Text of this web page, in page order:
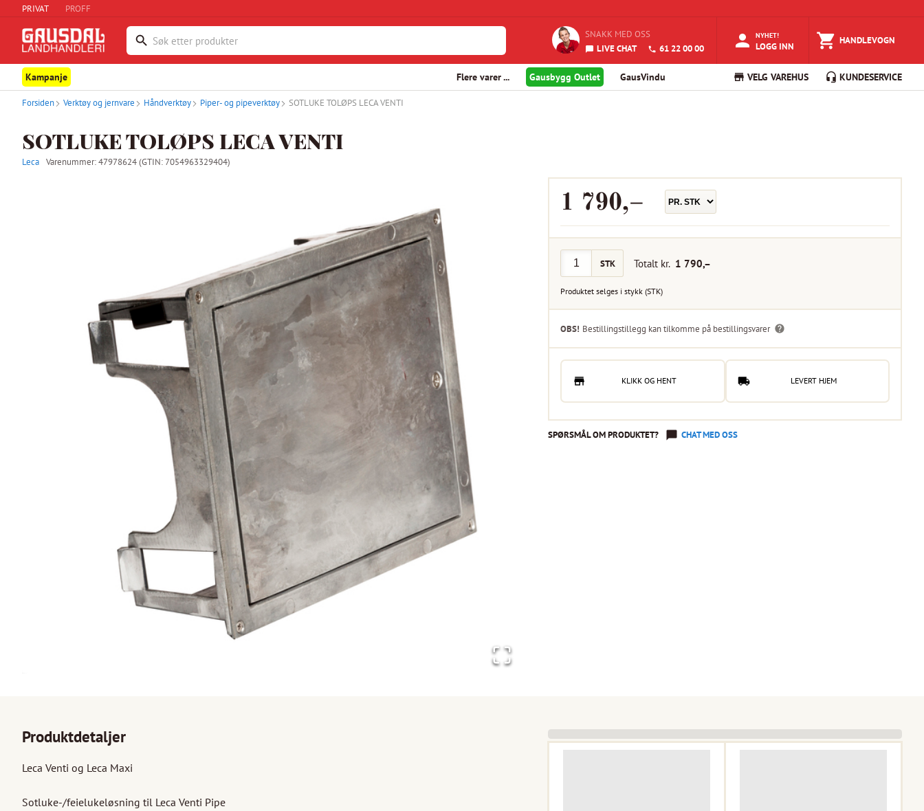
PRIVAT PROFF
SNAKK MED OSS
LIVE CHAT
61 22 00 00
NYHET!
LOGG INN HANDLEVOGN
Kampanje Flere varer ... Gausbygg Outlet GausVindu VELG VAREHUS KUNDESERVICE
Forsiden Verktøy og jernvare Håndverktøy Piper- og pipeverktøy SOTLUKE TOLØPS LECA VENTI
SOTLUKE TOLØPS LECA VENTI
Leca Varenummer:47978624(GTIN: 7054963329404)
1 790,–
STK Totalt kr. 1 790,–
Produktet selges istykk (STK)
OBS! Bestillingstillegg kan tilkomme på bestillingsvarer
KLIKK OG HENT LEVERT HJEM
SPØRSMÅL OM PRODUKTET? CHAT MED OSS
Produktdetaljer
Leca Venti og Leca Maxi
Sotluke-/feielukeløsning til Leca Venti Pipe